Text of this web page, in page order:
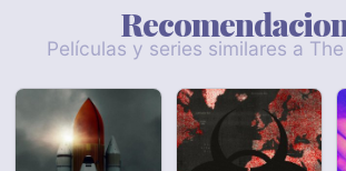
Películas y series similares a